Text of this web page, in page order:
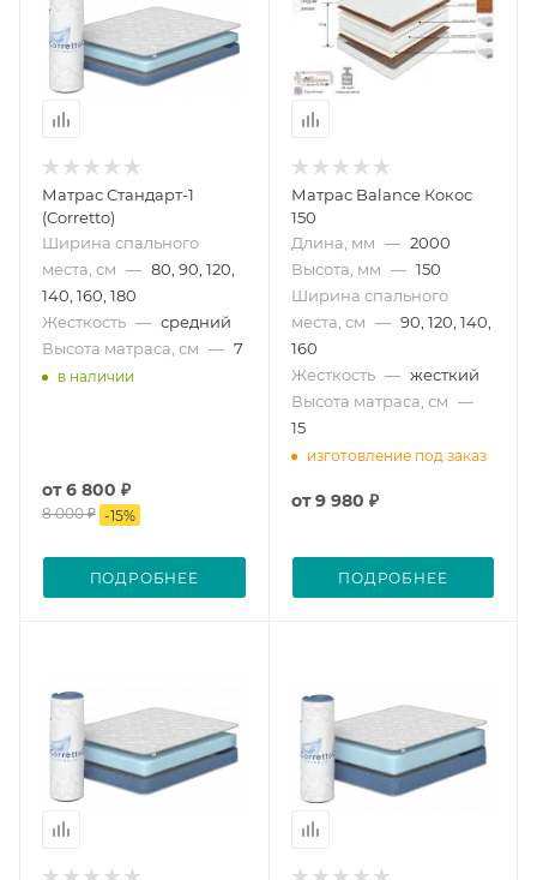
Матрас Стандарт-1
(Corretto)
Ширина спального
места, см — 80, 90, 120,
140, 160, 180
Жесткость — средний
Высота матраса, см — 7
в наличии
от6 800 ₽
8 000 ₽ -15%
ПОДРОБНЕЕ
Матрас Balance Кокос
150
Длина, мм — 2000
Высота, мм — 150
Ширина спального
места, см — 90, 120, 140,
160
Жесткость — жесткий
Высота матраса, см —
15
изготовление под заказ
от9 980 ₽
ПОДРОБНЕЕ